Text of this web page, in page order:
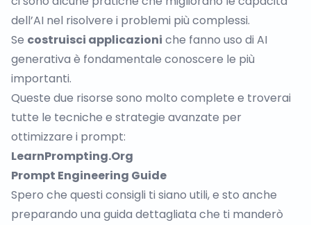
dell’AI nel risolvere i problemi più complessi.
Se costruisci applicazioni che fanno uso di AI
generativa è fondamentale conoscere le più
importanti.
Queste due risorse sono molto complete e troverai
tutte le tecniche e strategie avanzate per
ottimizzare i prompt:
LearnPrompting.Org
Prompt Engineering Guide
Spero che questi consigli ti siano utili, e sto anche
preparando una guida dettagliata che ti manderò